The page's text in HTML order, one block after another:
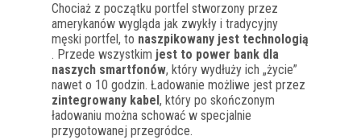
Chociaż z początku portfel stworzony przez
amerykanów wygląda jak zwykły i tradycyjny
męski portfel, to naszpikowany jest technologią
. Przede wszystkim jest to power bank dla
naszych smartfonów, który wydłuży ich „życie”
nawet o 10 godzin. Ładowanie możliwe jest przez
zintegrowany kabel, który po skończonym
ładowaniu można schować w specjalnie
przygotowanej przegródce.